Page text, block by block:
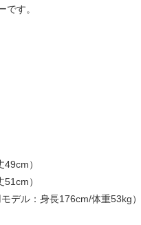
す。
）
）
デル：身長176cm/体重53kg）